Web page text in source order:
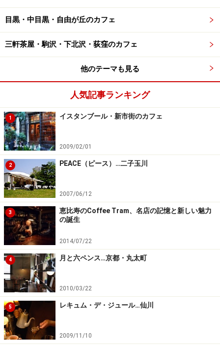
目黒・中目黒・自由が丘のカフェ
三軒茶屋・駒沢・下北沢・荻窪のカフェ
他のテーマも見る
人気記事ランキング
1 イスタンブール・新市街のカフェ
2009/02/01
2 PEACE（ピース）…二子玉川
2007/06/12
3
恵比寿のCoffee Tram、名店の記憶と新しい魅力
の誕生
2014/07/22
4 月と六ペンス…京都・丸太町
2010/03/22
5 レキュム・デ・ジュール…仙川
2009/11/10